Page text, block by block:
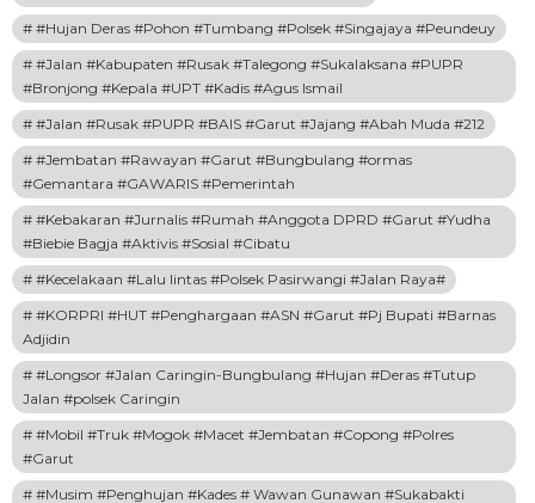
#Hujan Deras #Pohon #Tumbang #Polsek #Singajaya #Peundeuy
#Jalan #Kabupaten #Rusak #Talegong #Sukalaksana #PUPR
#Bronjong #Kepala #UPT #Kadis #Agus Ismail
#Jalan #Rusak #PUPR #BAIS #Garut #Jajang #Abah Muda #212
#Jembatan #Rawayan #Garut #Bungbulang #ormas
#Gemantara #GAWARIS #Pemerintah
#Kebakaran #Jurnalis #Rumah #Anggota DPRD #Garut #Yudha
#Biebie Bagja #Aktivis #Sosial #Cibatu
#Kecelakaan #Lalu lintas #Polsek Pasirwangi #Jalan Raya#
#KORPRI #HUT #Penghargaan #ASN #Garut #Pj Bupati #Barnas
Adjidin
#Longsor #Jalan Caringin-Bungbulang #Hujan #Deras #Tutup
Jalan #polsek Caringin
#Mobil #Truk #Mogok #Macet #Jembatan #Copong #Polres
#Garut
#Musim #Penghujan #Kades # Wawan Gunawan #Sukabakti